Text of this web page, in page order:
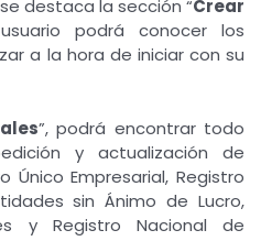
destaca la sección “Crear
podrá conocer los
a la hora de iniciar con su
”, podrá encontrar todo
y actualización de
Único Empresarial, Registro
sin Ánimo de Lucro,
y Registro Nacional de